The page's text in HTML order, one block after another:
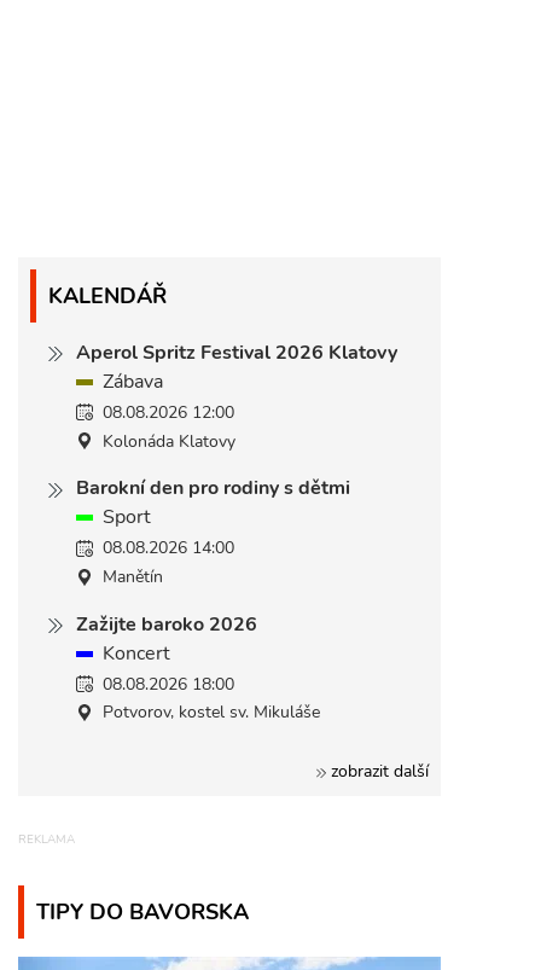
KALENDÁŘ
Aperol Spritz Festival 2026 Klatovy
Zábava
08.08.2026 12:00
Kolonáda Klatovy
Barokní den pro rodiny s dětmi
Sport
08.08.2026 14:00
Manětín
Zažijte baroko 2026
Koncert
08.08.2026 18:00
Potvorov, kostel sv. Mikuláše
zobrazit další
TIPY DO BAVORSKA